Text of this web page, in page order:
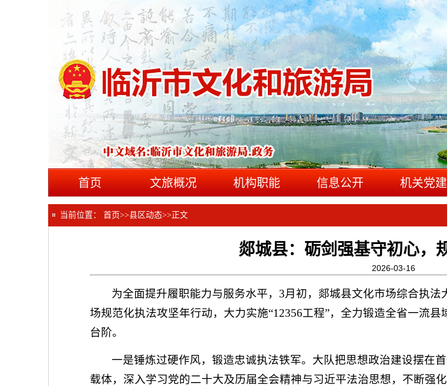
首页 文旅概况 机构职能 信息公开 机关党建
当前位置： 首页>>县区动态>> 正文
郯城县：砺剑强基守初心，
2026-03-16
为全面提升履职能力与服务水平，3月初，郯城县文化市场综合执
场规范化执法攻坚年行动，大力实施“12356工程”，全力锻造全省一流
台阶。
一是锤炼过硬作风，锻造忠诚执法铁军。大队把思想政治建设摆在
载体，深入学习党的二十大及历届全会精神与习近平法治思想，不断强